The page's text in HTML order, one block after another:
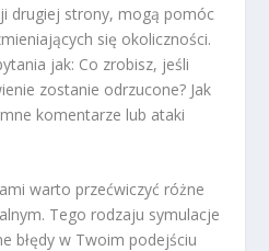
drugiej strony, mogą pomóc
się okoliczności.
jak: Co zrobisz, jeśli
zostanie odrzucone? Jak
komentarze lub ataki
warto przećwiczyć różne
Tego rodzaju symulacje
błędy w Twoim podejściu